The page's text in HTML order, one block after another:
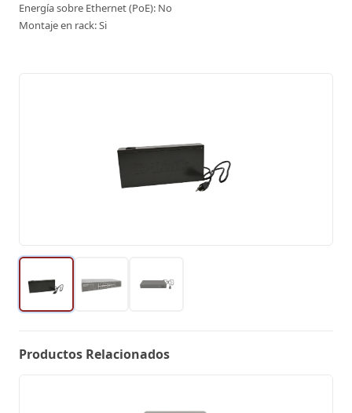
Productos Relacionados
Energía sobre Ethernet (PoE): No
Montaje en rack: Si